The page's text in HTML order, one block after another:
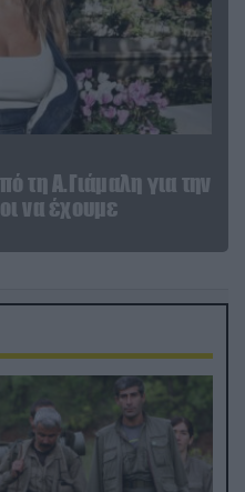
τη Α.Γιάμαλη για την
να έχουμε